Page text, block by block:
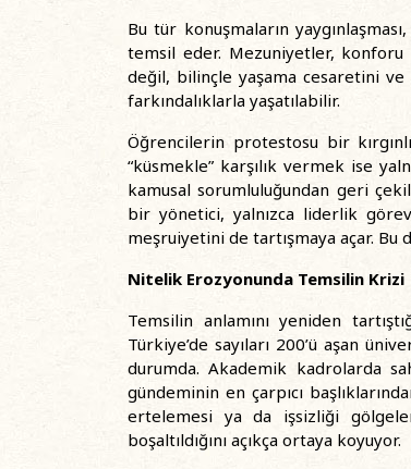
Bu tür konuşmaların
temsil eder. Mezuniyetler, konforu
değil, bilinçle yaşama cesaretini
farkındalıklarla yaşatılabilir.
Öğrencilerin protestosu bir
“küsmekle” karşılık vermek ise
kamusal sorumluluğundan geri
bir yönetici, yalnızca liderlik
meşruiyetini de tartışmaya açar. Bu
Nitelik Erozyonunda Temsilin Krizi
Temsilin anlamını yeniden
Türkiye’de sayıları 200’ü aşan
durumda. Akademik kadrolarda
gündeminin en çarpıcı
ertelemesi ya da işsizliği
boşaltıldığını açıkça ortaya koyuyor.